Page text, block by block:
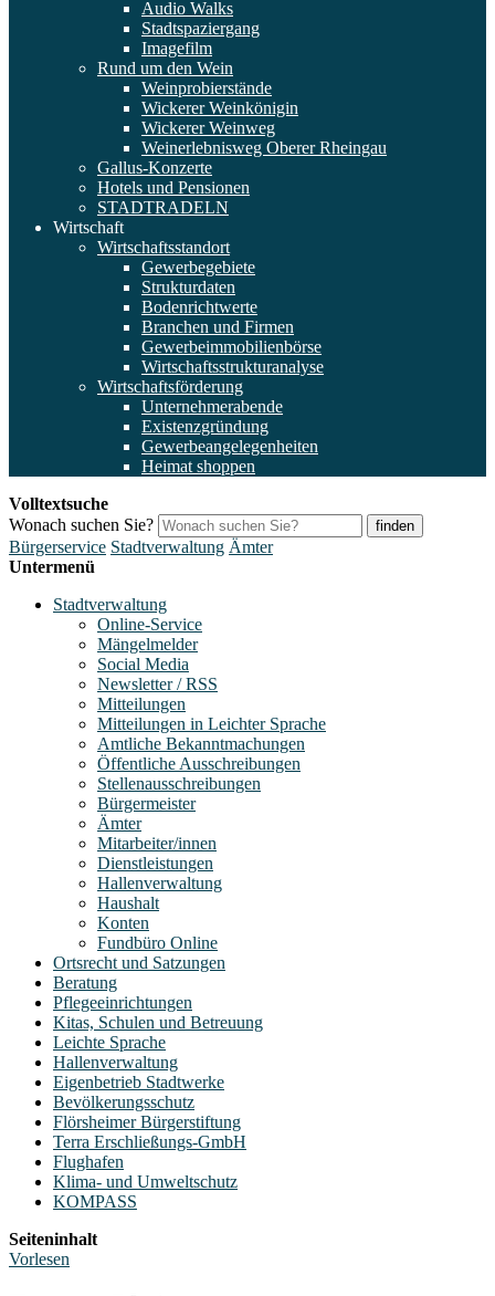
Audio Walks
Stadtspaziergang
Imagefilm
Rund um den Wein
Weinprobierstände
Wickerer Weinkönigin
Wickerer Weinweg
Weinerlebnisweg Oberer Rheingau
Gallus-Konzerte
Hotels und Pensionen
STADTRADELN
Wirtschaft
Wirtschaftsstandort
Gewerbegebiete
Strukturdaten
Bodenrichtwerte
Branchen und Firmen
Gewerbeimmobilienbörse
Wirtschaftsstrukturanalyse
Wirtschaftsförderung
Unternehmerabende
Existenzgründung
Gewerbeangelegenheiten
Heimat shoppen
Volltextsuche
Wonach suchen Sie?
finden
Bürgerservice Stadtverwaltung Ämter
Untermenü
Stadtverwaltung
Online-Service
Mängelmelder
Social Media
Newsletter / RSS
Mitteilungen
Mitteilungen in Leichter Sprache
Amtliche Bekanntmachungen
Öffentliche Ausschreibungen
Stellenausschreibungen
Bürgermeister
Ämter
Mitarbeiter/innen
Dienstleistungen
Hallenverwaltung
Haushalt
Konten
Fundbüro Online
Ortsrecht und Satzungen
Beratung
Pflegeeinrichtungen
Kitas, Schulen und Betreuung
Leichte Sprache
Hallenverwaltung
Eigenbetrieb Stadtwerke
Bevölkerungsschutz
Flörsheimer Bürgerstiftung
Terra Erschließungs-GmbH
Flughafen
Klima- und Umweltschutz
KOMPASS
Seiteninhalt
Vorlesen